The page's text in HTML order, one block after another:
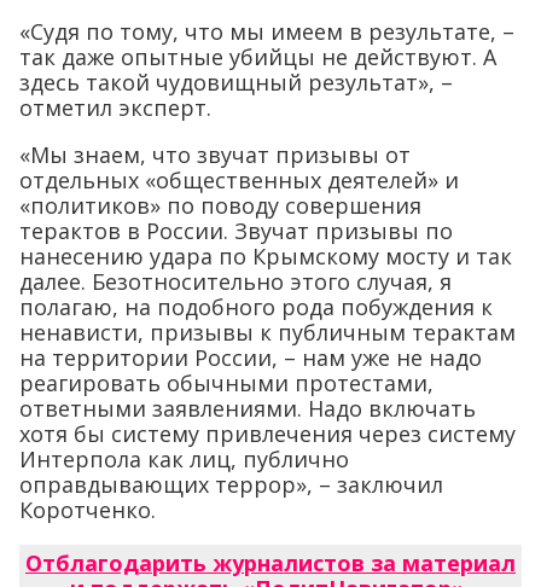
«Судя по тому, что мы имеем в результате, –
так даже опытные убийцы не действуют. А
здесь такой чудовищный результат», –
отметил эксперт.
«Мы знаем, что звучат призывы от
отдельных «общественных деятелей» и
«политиков» по поводу совершения
терактов в России. Звучат призывы по
нанесению удара по Крымскому мосту и так
далее. Безотносительно этого случая, я
полагаю, на подобного рода побуждения к
ненависти, призывы к публичным терактам
на территории России, – нам уже не надо
реагировать обычными протестами,
ответными заявлениями. Надо включать
хотя бы систему привлечения через систему
Интерпола как лиц, публично
оправдывающих террор», – заключил
Коротченко.
Отблагодарить журналистов за материал